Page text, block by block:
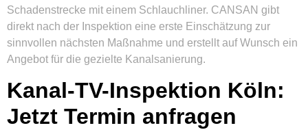
Schadenstrecke mit einem Schlauchliner. CANSAN gibt
direkt nach der Inspektion eine erste Einschätzung zur
sinnvollen nächsten Maßnahme und erstellt auf Wunsch ein
Angebot für die gezielte Kanalsanierung.
Kanal-TV-Inspektion Köln:
Jetzt Termin anfragen